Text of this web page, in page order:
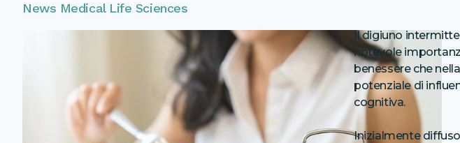
News Medical Life Sciences
Il digiuno
notevole
benessere che
potenziale di
cognitiva.
Inizialmente